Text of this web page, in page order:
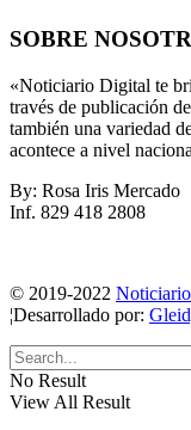
SOBRE
«Noticiario Digital te
través de publicación
también una variedad
acontece a nivel
By: Rosa Iris Mercado
Inf. 829 418 2808
© 2019-2022
¦Desarrollado por:
No Result
View All Result